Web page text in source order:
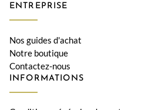
ENTREPRISE
Nos guides d'achat
Notre boutique
Contactez-nous
INFORMATIONS